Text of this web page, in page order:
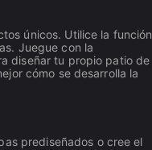
únicos. Utilice la función
Juegue con la
diseñar tu propio patio de
cómo se desarrolla la
prediseñados o cree el